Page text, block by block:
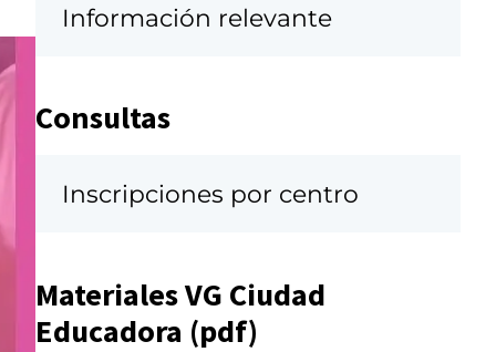
Información relevante
Consultas
Inscripciones por centro
Materiales VG Ciudad
Educadora (pdf)